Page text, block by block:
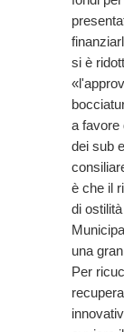
si è
a favore
dei sub
è che il
di
una
Per